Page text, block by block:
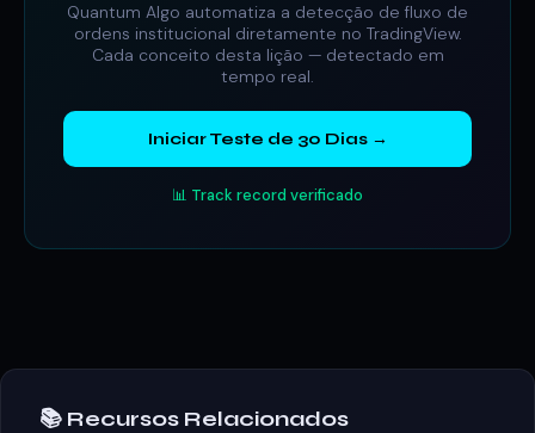
Quantum Algo automatiza a detecção de fluxo de
ordens institucional diretamente no TradingView.
Cada conceito desta lição — detectado em
tempo real.
Iniciar Teste de 30 Dias →
📊 Track record verificado
📚 Recursos Relacionados